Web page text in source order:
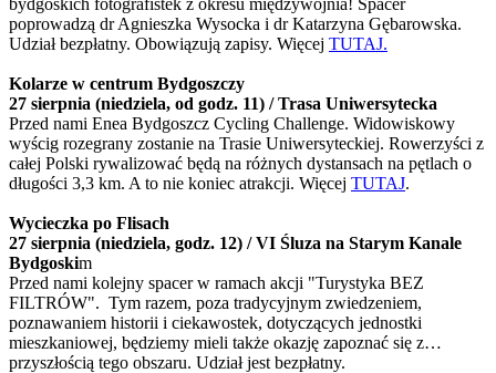
poprowadzą dr Agnieszka Wysocka i dr Katarzyna Gębarowska.
Udział bezpłatny. Obowiązują zapisy. Więcej TUTAJ.
Kolarze w centrum Bydgoszczy
27 sierpnia (niedziela, od godz. 11) / Trasa Uniwersytecka
Przed nami Enea Bydgoszcz Cycling Challenge. Widowiskowy
wyścig rozegrany zostanie na Trasie Uniwersyteckiej. Rowerzyści z
całej Polski rywalizować będą na różnych dystansach na pętlach o
długości 3,3 km. A to nie koniec atrakcji. Więcej TUTAJ.
Wycieczka po Flisach
27 sierpnia (niedziela, godz. 12) / VI Śluza na Starym Kanale
Bydgoskim
Przed nami kolejny spacer w ramach akcji "Turystyka BEZ
FILTRÓW". Tym razem, poza tradycyjnym zwiedzeniem,
poznawaniem historii i ciekawostek, dotyczących jednostki
mieszkaniowej, będziemy mieli także okazję zapoznać się z…
przyszłością tego obszaru. Udział jest bezpłatny.